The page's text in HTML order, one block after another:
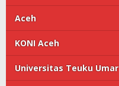
Aceh
KONI Aceh
Universitas Teuku Umar